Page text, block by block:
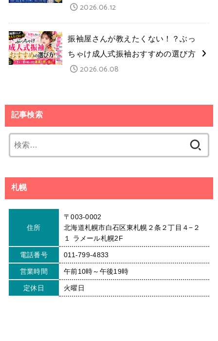
2026.06.12
振袖屋さんが教えたくない！？ぶっ
ちゃけ成人式振袖おすすめの選び方
2026.06.08
記事検索
索:
札幌
住所
〒003-0002
北海道札幌市白石区東札幌２条２丁目４−２
１ ラメール札幌2F
電話番号 011-799-4833
営業時間 午前10時～午後19時
定休日 火曜日